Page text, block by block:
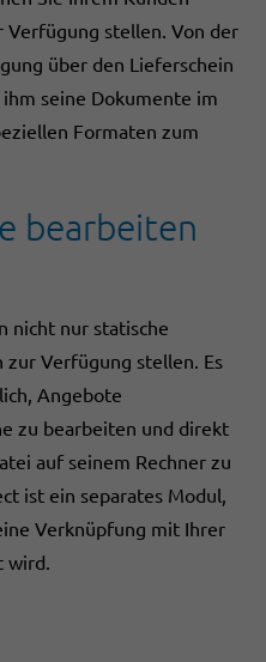
stellen. Von der
über den Lieferschein
seine Dokumente im
Formaten zum
bearbeiten
nicht nur statische
Verfügung stellen. Es
Angebote
zu bearbeiten und direkt
auf seinem Rechner zu
ist ein separates Modul,
Verknüpfung mit Ihrer
wird.